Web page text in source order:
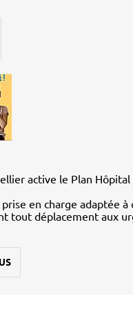
active le Plan Hôpital
en charge adaptée à
tout déplacement aux